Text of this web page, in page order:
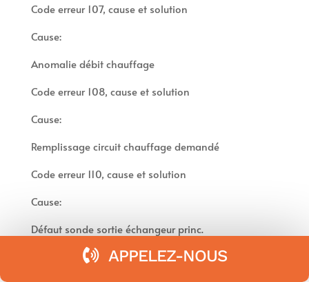
Code erreur 107, cause et solution
Cause:
Anomalie débit chauffage
Code erreur 108, cause et solution
Cause:
Remplissage circuit chauffage demandé
Code erreur 110, cause et solution
Cause:
Défaut sonde sortie échangeur princ.
Code erreur 112, cause et solution
APPELEZ-NOUS